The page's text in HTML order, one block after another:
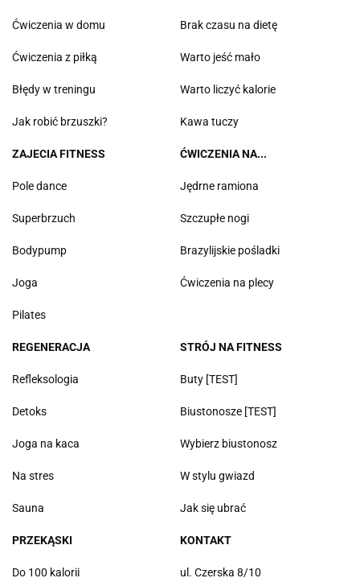
Ćwiczenia w domu
Ćwiczenia z piłką
Błędy w treningu
Jak robić brzuszki?
Brak czasu na dietę
Warto jeść mało
Warto liczyć kalorie
Kawa tuczy
ZAJECIA FITNESS
Pole dance
Superbrzuch
Bodypump
Joga
Pilates
ĆWICZENIA NA...
Jędrne ramiona
Szczupłe nogi
Brazylijskie pośladki
Ćwiczenia na plecy
REGENERACJA
Refleksologia
Detoks
Joga na kaca
Na stres
Sauna
STRÓJ NA FITNESS
Buty [TEST]
Biustonosze [TEST]
Wybierz biustonosz
W stylu gwiazd
Jak się ubrać
PRZEKĄSKI
Do 100 kalorii
KONTAKT
ul. Czerska 8/10